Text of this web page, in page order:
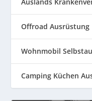
Offroad Ausrüstung
Wohnmobil
Camping Küchen